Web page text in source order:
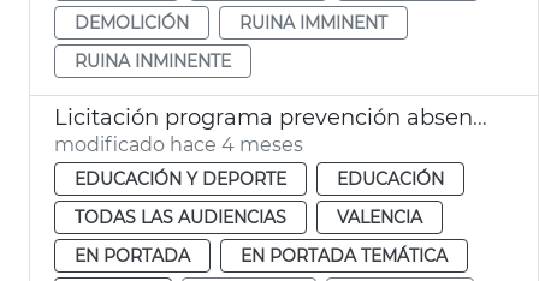
DEMOLICIÓN
RUINA IMMINENT
RUINA INMINENTE
Licitación programa prevención absentismo escolar Ayuntamiento València
modificado hace 4 meses
EDUCACIÓN Y DEPORTE
EDUCACIÓN
TODAS LAS AUDIENCIAS
VALENCIA
EN PORTADA
EN PORTADA TEMÁTICA